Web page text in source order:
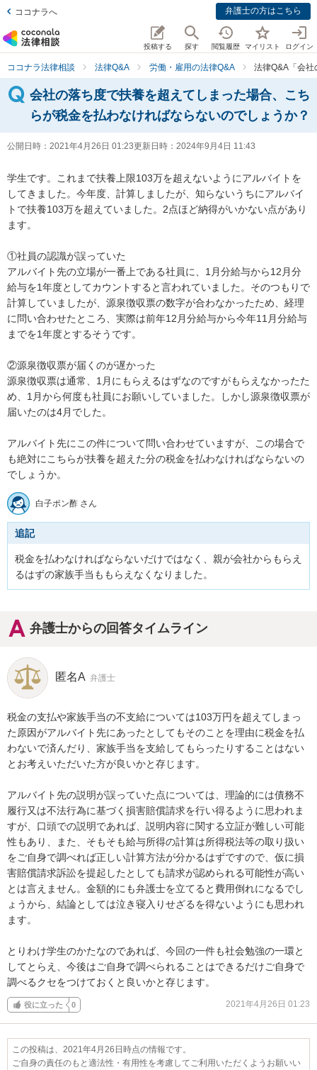
ココナラへ 弁護士の方はこちら
投稿する 探す 閲覧履歴 マイリスト ログイン
ココナラ法律相談 法律Q&A 労働・雇用の法律Q&A 法律Q&A「会
会社の落ち度で扶養を超えてしまった場合、こち
らが税金を払わなければならないのでしょうか？
公開日時： 2021年4月26日 01:23更新日時： 2024年9月4日 11:43
学生です。これまで扶養上限103万を超えないようにアルバイトを
してきました。今年度、計算しましたが、知らないうちにアルバイ
トで扶養103万を超えていました。2点ほど納得がいかない点があり
ます。
①社員の認識が誤っていた
アルバイト先の立場が一番上である社員に、1月分給与から12月分
給与を1年度としてカウントすると言われていました。そのつもりで
計算していましたが、源泉徴収票の数字が合わなかったため、経理
に問い合わせたところ、実際は前年12月分給与から今年11月分給与
までを1年度とするそうです。
②源泉徴収票が届くのが遅かった
源泉徴収票は通常、1月にもらえるはずなのですがもらえなかったた
め、1月から何度も社員にお願いしていました。しかし源泉徴収票が
届いたのは4月でした。
アルバイト先にこの件について問い合わせていますが、この場合で
も絶対にこちらが扶養を超えた分の税金を払わなければならないの
でしょうか。
白子ポン酢 さん
追記
税金を払わなければならないだけではなく、親が会社からもらえ
るはずの家族手当ももらえなくなりました。
弁護士からの回答タイムライン
匿名A 弁護士
税金の支払や家族手当の不支給については103万円を超えてしまっ
た原因がアルバイト先にあったとしてもそのことを理由に税金を払
わないで済んだり、家族手当を支給してもらったりすることはない
とお考えいただいた方が良いかと存じます。
アルバイト先の説明が誤っていた点については、理論的には債務不
履行又は不法行為に基づく損害賠償請求を行い得るように思われま
すが、口頭での説明であれば、説明内容に関する立証が難しい可能
性もあり、また、そもそも給与所得の計算は所得税法等の取り扱い
をご自身で調べれば正しい計算方法が分かるはずですので、仮に損
害賠償請求訴訟を提起したとしても請求が認められる可能性が高い
とは言えません。金額的にも弁護士を立てると費用倒れになるでし
ょうから、結論としては泣き寝入りせざるを得ないようにも思われ
ます。
とりわけ学生のかたなのであれば、今回の一件も社会勉強の一環と
してとらえ、今後はご自身で調べられることはできるだけご自身で
調べるクセをつけておくと良いかと存じます。
役に立った 0 2021年4月26日 01:23
この投稿は、2021年4月26日時点の情報です。
ご自身の責任のもと適法性・有用性を考慮してご利用いただくようお願いい